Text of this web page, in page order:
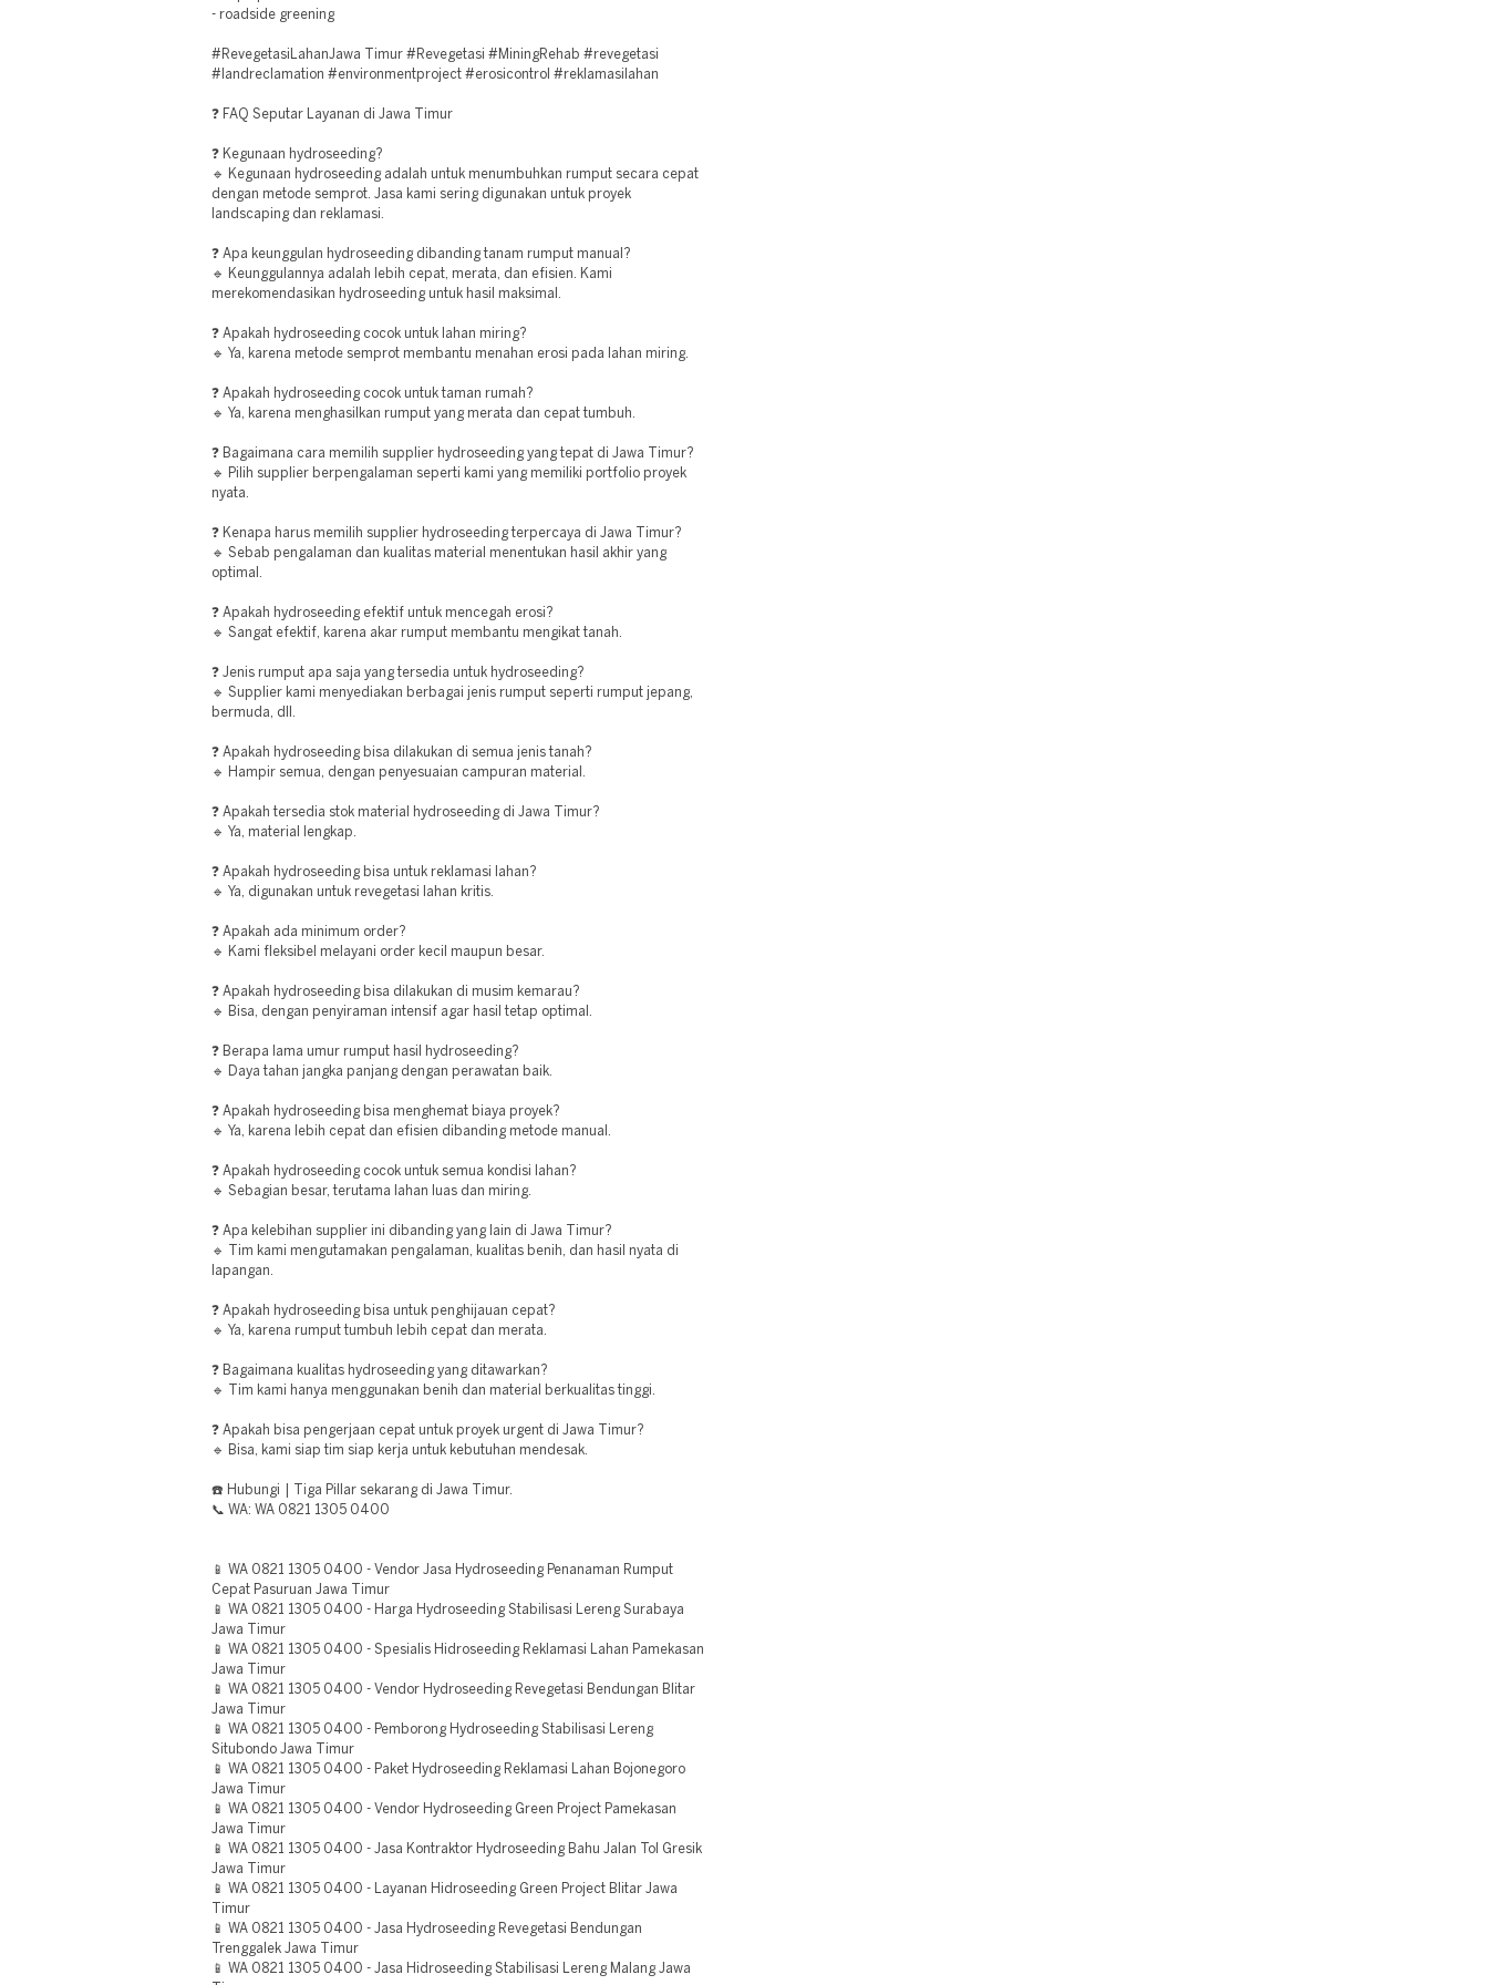
- roadside greening
#RevegetasiLahanJawa Timur #Revegetasi #MiningRehab #revegetasi
#landreclamation #environmentproject #erosicontrol #reklamasilahan
❓ FAQ Seputar Layanan di Jawa Timur
❓ Kegunaan hydroseeding?
🔹 Kegunaan hydroseeding adalah untuk menumbuhkan rumput secara cepat
dengan metode semprot. Jasa kami sering digunakan untuk proyek
landscaping dan reklamasi.
❓ Apa keunggulan hydroseeding dibanding tanam rumput manual?
🔹 Keunggulannya adalah lebih cepat, merata, dan efisien. Kami
merekomendasikan hydroseeding untuk hasil maksimal.
❓ Apakah hydroseeding cocok untuk lahan miring?
🔹 Ya, karena metode semprot membantu menahan erosi pada lahan miring.
❓ Apakah hydroseeding cocok untuk taman rumah?
🔹 Ya, karena menghasilkan rumput yang merata dan cepat tumbuh.
❓ Bagaimana cara memilih supplier hydroseeding yang tepat di Jawa Timur?
🔹 Pilih supplier berpengalaman seperti kami yang memiliki portfolio proyek
nyata.
❓ Kenapa harus memilih supplier hydroseeding terpercaya di Jawa Timur?
🔹 Sebab pengalaman dan kualitas material menentukan hasil akhir yang
optimal.
❓ Apakah hydroseeding efektif untuk mencegah erosi?
🔹 Sangat efektif, karena akar rumput membantu mengikat tanah.
❓ Jenis rumput apa saja yang tersedia untuk hydroseeding?
🔹 Supplier kami menyediakan berbagai jenis rumput seperti rumput jepang,
bermuda, dll.
❓ Apakah hydroseeding bisa dilakukan di semua jenis tanah?
🔹 Hampir semua, dengan penyesuaian campuran material.
❓ Apakah tersedia stok material hydroseeding di Jawa Timur?
🔹 Ya, material lengkap.
❓ Apakah hydroseeding bisa untuk reklamasi lahan?
🔹 Ya, digunakan untuk revegetasi lahan kritis.
❓ Apakah ada minimum order?
🔹 Kami fleksibel melayani order kecil maupun besar.
❓ Apakah hydroseeding bisa dilakukan di musim kemarau?
🔹 Bisa, dengan penyiraman intensif agar hasil tetap optimal.
❓ Berapa lama umur rumput hasil hydroseeding?
🔹 Daya tahan jangka panjang dengan perawatan baik.
❓ Apakah hydroseeding bisa menghemat biaya proyek?
🔹 Ya, karena lebih cepat dan efisien dibanding metode manual.
❓ Apakah hydroseeding cocok untuk semua kondisi lahan?
🔹 Sebagian besar, terutama lahan luas dan miring.
❓ Apa kelebihan supplier ini dibanding yang lain di Jawa Timur?
🔹 Tim kami mengutamakan pengalaman, kualitas benih, dan hasil nyata di
lapangan.
❓ Apakah hydroseeding bisa untuk penghijauan cepat?
🔹 Ya, karena rumput tumbuh lebih cepat dan merata.
❓ Bagaimana kualitas hydroseeding yang ditawarkan?
🔹 Tim kami hanya menggunakan benih dan material berkualitas tinggi.
❓ Apakah bisa pengerjaan cepat untuk proyek urgent di Jawa Timur?
🔹 Bisa, kami siap tim siap kerja untuk kebutuhan mendesak.
☎️ Hubungi | Tiga Pillar sekarang di Jawa Timur.
📞 WA: WA 0821 1305 0400
📱 WA 0821 1305 0400 - Vendor Jasa Hydroseeding Penanaman Rumput
Cepat Pasuruan Jawa Timur
📱 WA 0821 1305 0400 - Harga Hydroseeding Stabilisasi Lereng Surabaya
Jawa Timur
📱 WA 0821 1305 0400 - Spesialis Hidroseeding Reklamasi Lahan Pamekasan
Jawa Timur
📱 WA 0821 1305 0400 - Vendor Hydroseeding Revegetasi Bendungan Blitar
Jawa Timur
📱 WA 0821 1305 0400 - Pemborong Hydroseeding Stabilisasi Lereng
Situbondo Jawa Timur
📱 WA 0821 1305 0400 - Paket Hydroseeding Reklamasi Lahan Bojonegoro
Jawa Timur
📱 WA 0821 1305 0400 - Vendor Hydroseeding Green Project Pamekasan
Jawa Timur
📱 WA 0821 1305 0400 - Jasa Kontraktor Hydroseeding Bahu Jalan Tol Gresik
Jawa Timur
📱 WA 0821 1305 0400 - Layanan Hidroseeding Green Project Blitar Jawa
Timur
📱 WA 0821 1305 0400 - Jasa Hydroseeding Revegetasi Bendungan
Trenggalek Jawa Timur
📱 WA 0821 1305 0400 - Jasa Hidroseeding Stabilisasi Lereng Malang Jawa